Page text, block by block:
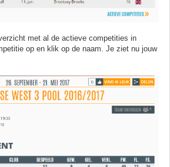
met al de actieve competities in
op en klik op de naam. Je ziet nu jouw